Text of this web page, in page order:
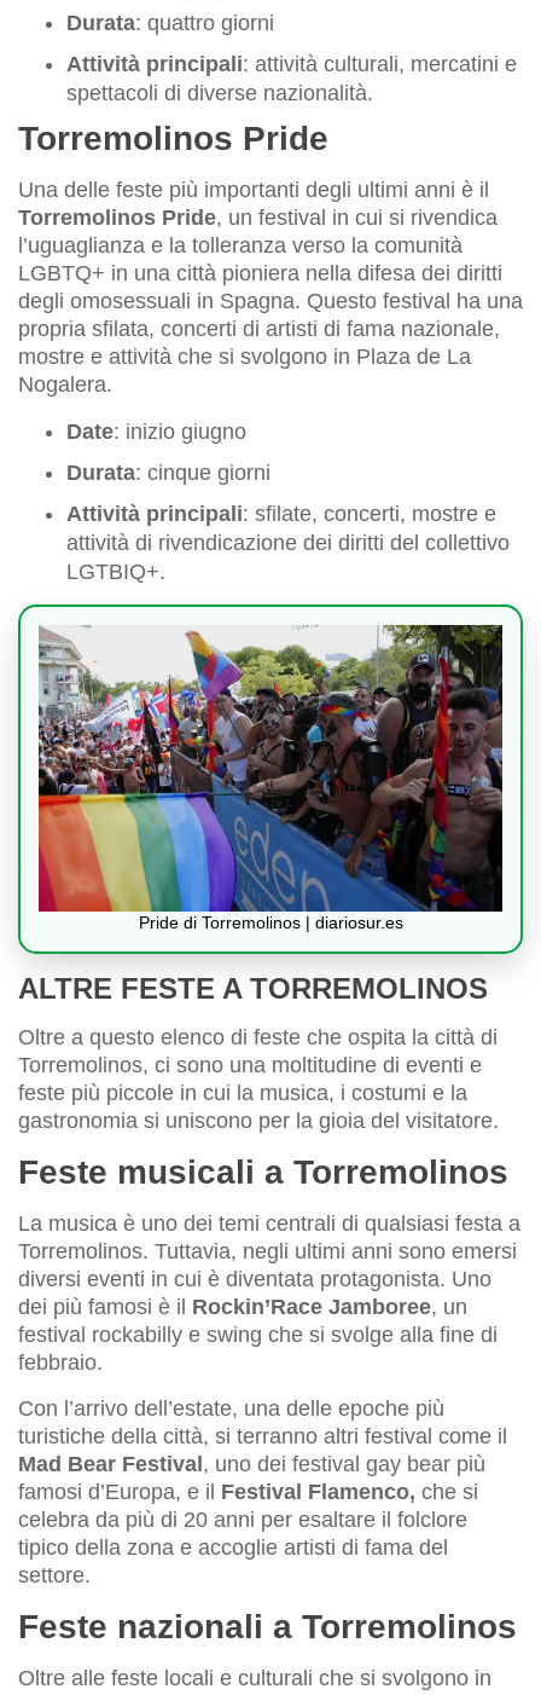
Durata: quattro giorni
Attività principali: attività culturali, mercatini e
spettacoli di diverse nazionalità.
Torremolinos Pride
Una delle feste più importanti degli ultimi anni è il
Torremolinos Pride, un festival in cui si rivendica
l’uguaglianza e la tolleranza verso la comunità
LGBTQ+ in una città pioniera nella difesa dei diritti
degli omosessuali in Spagna. Questo festival ha una
propria sfilata, concerti di artisti di fama nazionale,
mostre e attività che si svolgono in Plaza de La
Nogalera.
Date: inizio giugno
Durata: cinque giorni
Attività principali: sfilate, concerti, mostre e
attività di rivendicazione dei diritti del collettivo
LGTBIQ+.
Pride di Torremolinos | diariosur.es
ALTRE FESTE A TORREMOLINOS
Oltre a questo elenco di feste che ospita la città di
Torremolinos, ci sono una moltitudine di eventi e
feste più piccole in cui la musica, i costumi e la
gastronomia si uniscono per la gioia del visitatore.
Feste musicali a Torremolinos
La musica è uno dei temi centrali di qualsiasi festa a
Torremolinos. Tuttavia, negli ultimi anni sono emersi
diversi eventi in cui è diventata protagonista. Uno
dei più famosi è il Rockin’Race Jamboree, un
festival rockabilly e swing che si svolge alla fine di
febbraio.
Con l’arrivo dell’estate, una delle epoche più
turistiche della città, si terranno altri festival come il
Mad Bear Festival, uno dei festival gay bear più
famosi d’Europa, e il Festival Flamenco, che si
celebra da più di 20 anni per esaltare il folclore
tipico della zona e accoglie artisti di fama del
settore.
Feste nazionali a Torremolinos
Oltre alle feste locali e culturali che si svolgono in